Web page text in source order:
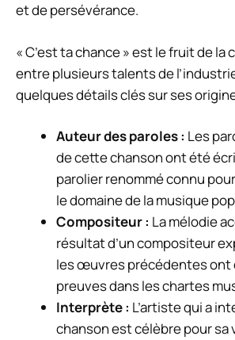
et de persévérance.
« C’est ta chance » est le fruit de la
entre plusieurs talents de
quelques détails clés sur ses
Auteur des paroles : Les
de cette chanson ont été
parolier renommé connu
le domaine de la musique
Compositeur : La mélodie
résultat d’un compositeur
les œuvres précédentes ont
preuves dans les chartes
Interprète : L’artiste qui a
chanson est célèbre pour sa